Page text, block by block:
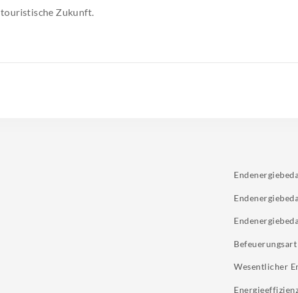
touristische Zukunft.
Befeuerungsart
Wesentlicher